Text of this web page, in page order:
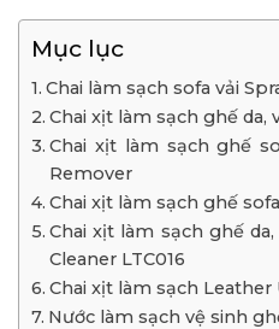
Mục lục
Chai làm sạch sofa vải
Chai xịt làm sạch ghế da,
Chai xịt làm sạch ghế
Remover
Chai xịt làm sạch ghế
Chai xịt làm sạch ghế
Cleaner LTC016
Chai xịt làm sạch
Nước làm sạch vệ sinh